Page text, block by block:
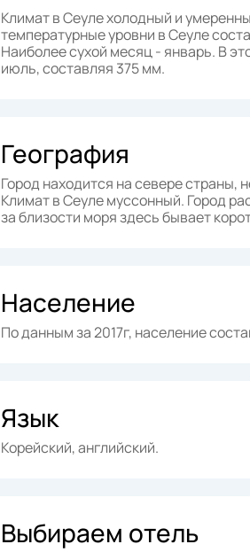
Климат в Сеуле холодный и
температурные уровни в Сеуле
Наиболее сухой месяц - январь. В
июль, составляя 375 мм.
География
Город находится на севере страны,
Климат в Сеуле муссонный. Город
за близости моря здесь бывает
Население
По данным за 2017г, население
Язык
Корейский, английский.
Выбираем отель